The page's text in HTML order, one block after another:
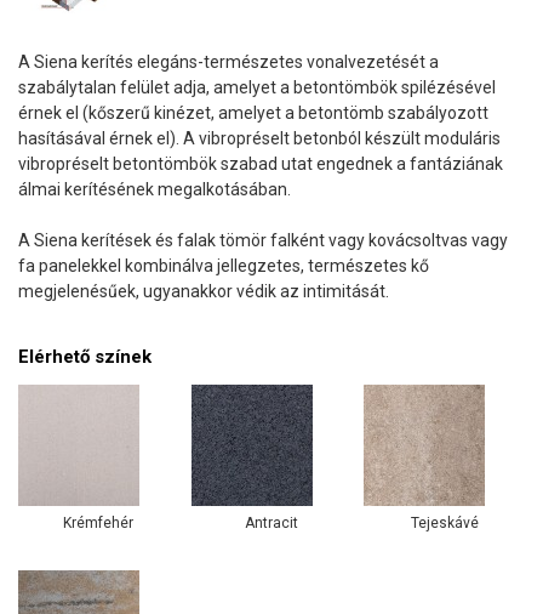
A Siena kerítés elegáns-természetes vonalvezetését a
szabálytalan felület adja, amelyet a betontömbök spilézésével
érnek el (kőszerű kinézet, amelyet a betontömb szabályozott
hasításával érnek el). A vibropréselt betonból készült moduláris
vibropréselt betontömbök szabad utat engednek a fantáziának
álmai kerítésének megalkotásában.
A Siena kerítések és falak tömör falként vagy kovácsoltvas vagy
fa panelekkel kombinálva jellegzetes, természetes kő
megjelenésűek, ugyanakkor védik az intimitását.
Elérhető színek
Krémfehér Antracit Tejeskávé